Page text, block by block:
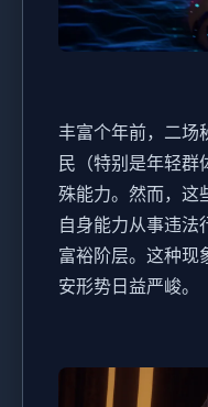
丰富个年前，二场
民（特别是年轻群
殊能力。然而，这
自身能力从事违法
富裕阶层。这种现
安形势日益严峻。